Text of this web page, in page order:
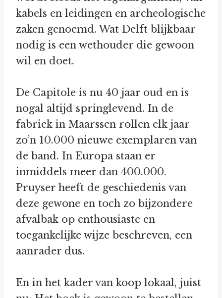
kabels en leidingen en archeologische
zaken genoemd. Wat Delft blijkbaar
nodig is een wethouder die gewoon
wil en doet.
De Capitole is nu 40 jaar oud en is
nogal altijd springlevend. In de
fabriek in Maarssen rollen elk jaar
zo’n 10.000 nieuwe exemplaren van
de band. In Europa staan er
inmiddels meer dan 400.000.
Pruyser heeft de geschiedenis van
deze gewone en toch zo bijzondere
afvalbak op enthousiaste en
toegankelijke wijze beschreven, een
aanrader dus.
En in het kader van koop lokaal, juist